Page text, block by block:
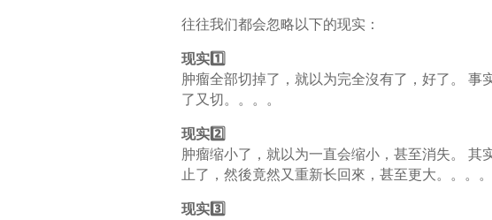
往往我们都会忽略以下的现实：
现实1️⃣
肿瘤全部切掉了，就以为完全沒有了，好了。 事
了又切。。。。
现实2️⃣
肿瘤缩小了，就以为一直会缩小，甚至消失。 其
止了，然後竟然又重新长回來，甚至更大。。。。
现实3️⃣